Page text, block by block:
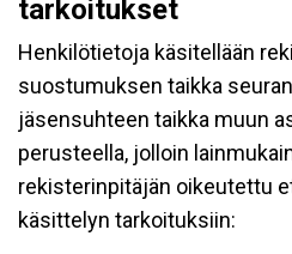
tarkoitukset
Henkilötietoja käsitellään
suostumuksen taikka
jäsensuhteen taikka muun
perusteella, jolloin
rekisterinpitäjän oikeutettu
käsittelyn tarkoituksiin: